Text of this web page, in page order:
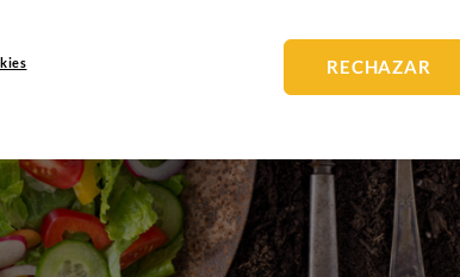
RECHAZAR